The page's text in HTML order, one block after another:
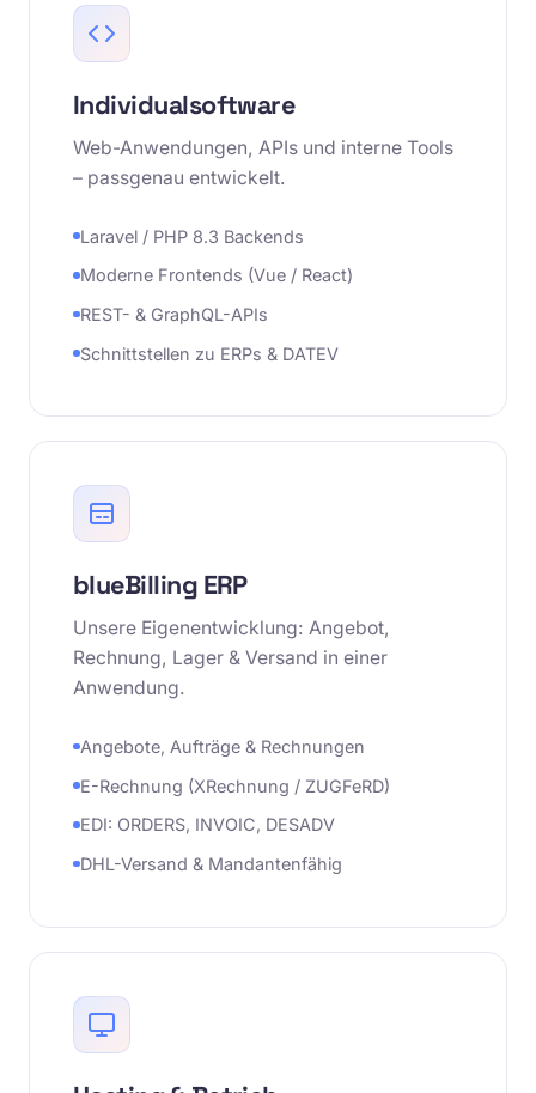
Individualsoftware
Web-Anwendungen, APIs und interne Tools
– passgenau entwickelt.
Laravel / PHP 8.3 Backends
Moderne Frontends (Vue / React)
REST- & GraphQL-APIs
Schnittstellen zu ERPs & DATEV
blueBilling ERP
Unsere Eigenentwicklung: Angebot,
Rechnung, Lager & Versand in einer
Anwendung.
Angebote, Aufträge & Rechnungen
E-Rechnung (XRechnung / ZUGFeRD)
EDI: ORDERS, INVOIC, DESADV
DHL-Versand & Mandantenfähig